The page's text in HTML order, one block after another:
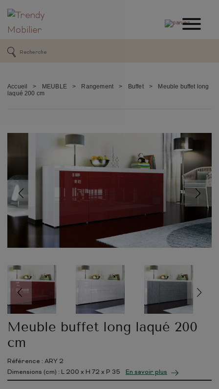
Accueil > MEUBLE > Rangement > Buffet >
Meuble buffet long
laqué 200 cm
Meuble buffet long laqué 200
cm
Référence : ARY 2
Dimensions (cm) : L 200 x H 72 x P 35 En savoir plus